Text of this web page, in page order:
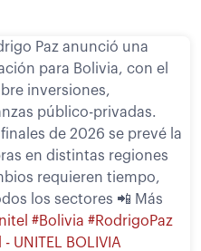
Paz anunció una
para Bolivia, con el
inversiones,
público-privadas.
de 2026 se prevé la
en distintas regiones
requieren tiempo,
los sectores 📲 Más
#Bolivia #RodrigoPaz
UNITEL BOLIVIA